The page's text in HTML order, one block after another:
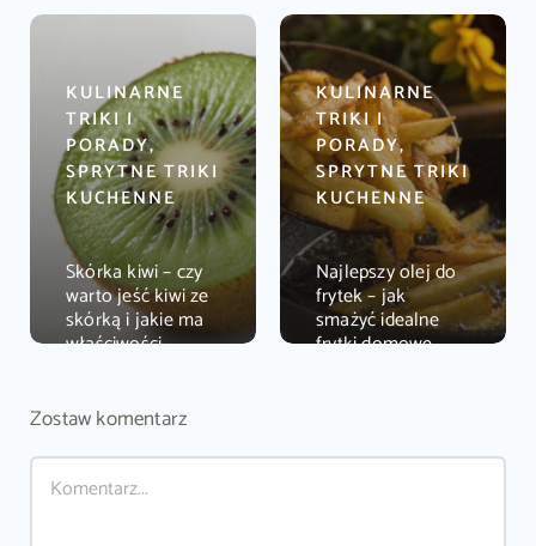
KULINARNE
TRIKI I
PORADY,
SPRYTNE TRIKI
KUCHENNE
Skórka kiwi – czy
warto jeść kiwi ze
skórką i jakie ma
właściwości
KULINARNE
TRIKI I
PORADY,
SPRYTNE TRIKI
KUCHENNE
Najlepszy olej do
frytek – jak
smażyć idealne
frytki domowe
Zostaw komentarz
Comment